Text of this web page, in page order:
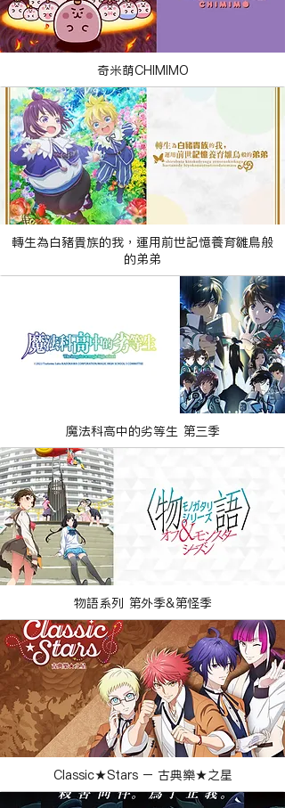
奇米萌CHIMIMO
轉生為白豬貴族的我，運用前世記憶養育雛鳥般
的弟弟
魔法科高中的劣等生 第三季
物語系列 第外季&第怪季
Classic★Stars – 古典樂★之星